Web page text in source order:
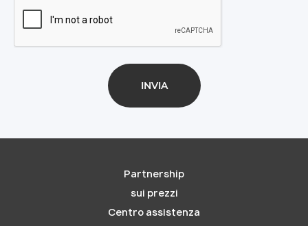
Partnership
sui prezzi
Centro assistenza